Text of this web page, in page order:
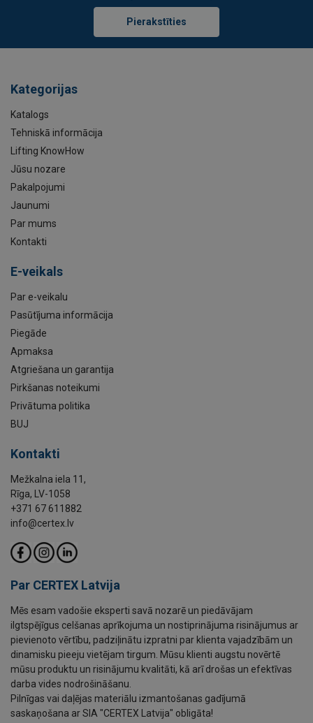
Pierakstīties
Kategorijas
Katalogs
Tehniskā informācija
Lifting KnowHow
Jūsu nozare
Pakalpojumi
Jaunumi
Par mums
Kontakti
E-veikals
Par e-veikalu
Pasūtījuma informācija
Piegāde
Apmaksa
Atgriešana un garantija
Pirkšanas noteikumi
Privātuma politika
BUJ
Kontakti
Mežkalna iela 11,
Rīga, LV-1058
+371 67 611882
info@certex.lv
Par CERTEX Latvija
Mēs esam vadošie eksperti savā nozarē un piedāvājam
ilgtspējīgus celšanas aprīkojuma un nostiprinājuma risinājumus ar
pievienoto vērtību, padziļinātu izpratni par klienta vajadzībām un
dinamisku pieeju vietējam tirgum. Mūsu klienti augstu novērtē
mūsu produktu un risinājumu kvalitāti, kā arī drošas un efektīvas
darba vides nodrošināšanu.
Pilnīgas vai daļējas materiālu izmantošanas gadījumā
saskaņošana ar SIA "CERTEX Latvija" obligāta!